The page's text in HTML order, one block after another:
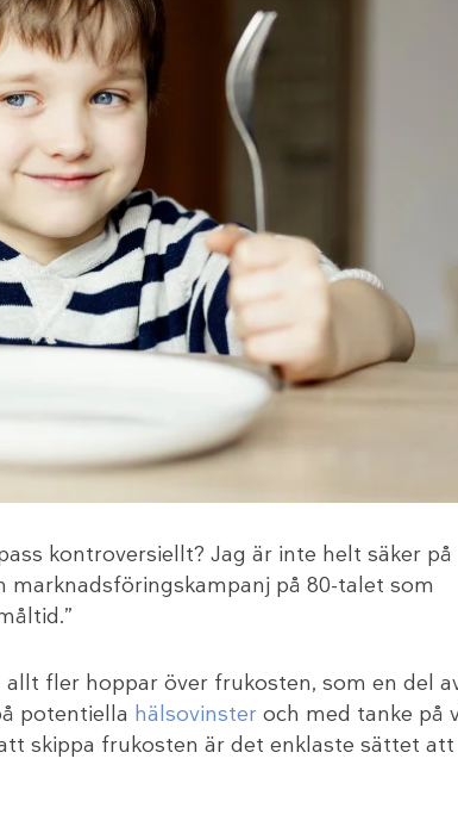
kontroversiellt? Jag är inte helt säker på
på 80-talet som
allt fler hoppar över frukosten, som en del
potentiella hälsovinster och med tanke på
skippa frukosten är det enklaste sättet att